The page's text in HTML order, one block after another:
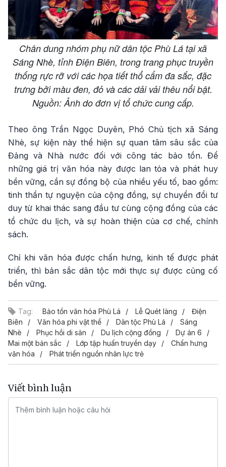
Chân dung nhóm phụ nữ dân tộc Phù Lá tại xã
Sáng Nhè, tỉnh Điện Biên, trong trang phục truyền
thống rực rỡ với các họa tiết thổ cẩm đa sắc, đặc
trưng bởi màu đen, đỏ và các dải vải thêu nổi bật.
Nguồn: Ảnh do đơn vị tổ chức cung cấp.
Theo ông Trần Ngọc Duyên, Phó Chủ tịch xã Sáng
Nhè, sự kiện này thể hiện sự quan tâm sâu sắc của
Đảng và Nhà nước đối với công tác bảo tồn. Để
những giá trị văn hóa này được lan tỏa và phát huy
bền vững, cần sự đồng bộ của nhiều yếu tố, bao gồm:
tinh thần tự nguyện của cộng đồng, sự chuyển đổi tư
duy từ khai thác sang đầu tư cùng cộng đồng của các
tổ chức du lịch, và sự hoàn thiện của cơ chế, chính
sách.
Chỉ khi văn hóa được chấn hưng, kinh tế được phát
triển, thì bản sắc dân tộc mới thực sự được củng cố
bền vững.
Tag: Bảo tồn văn hóa Phù Lá Lễ Quét làng
Điện
Biên
Văn hóa phi vật thể Dân tộc Phù Lá
Sáng
Nhè
Phục hồi di sản Du lịch cộng đồng
Dự án 6
Mai một bản sắc
Lớp tập huấn truyền dạy
Chấn hưng
văn hóa
Phát triển nguồn nhân lực trẻ
Viết bình luận